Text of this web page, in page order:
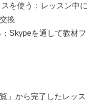
を使う：レッスン中に
換
Skypeを通して教材フ
」から完了したレッス